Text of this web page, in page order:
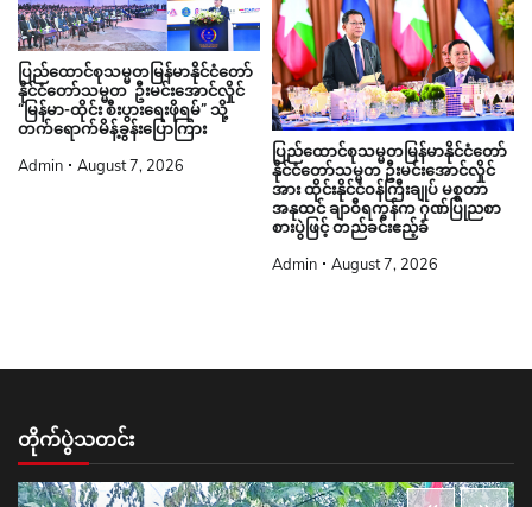
ပြည်ထောင်စုသမ္မတမြန်မာနိုင်ငံတော်
နိုင်ငံတော်သမ္မတ ဦးမင်းအောင်လှိုင်
“မြန်မာ-ထိုင်း စီးပွားရေးဖိုရမ်” သို့
တက်ရောက်မိန့်ခွန်းပြောကြား
Admin August 7, 2026
ပြည်ထောင်စုသမ္မတမြန်မာနိုင်ငံတော်
နိုင်ငံတော်သမ္မတ ဦးမင်းအောင်လှိုင်
အား ထိုင်းနိုင်ငံဝန်ကြီးချုပ် မစ္စတာ
အနုထင် ချာဝီရကွန်က ဂုဏ်ပြုညစာ
စားပွဲဖြင့် တည်ခင်းဧည့်ခံ
Admin August 7, 2026
တိုက်ပွဲသတင်း